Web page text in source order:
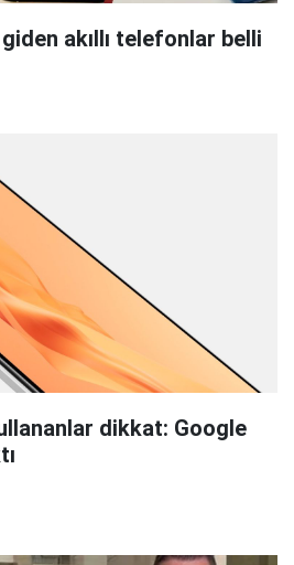
akıllı telefonlar belli
dikkat: Google